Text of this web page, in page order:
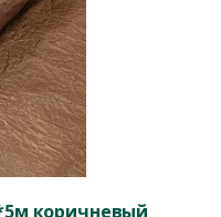
коричневый